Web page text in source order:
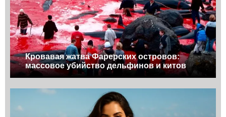
Кровавая жатва Фарерских островов:
массовое убийство дельфинов и китов